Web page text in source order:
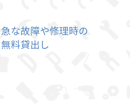
急な故障や修理時の
無料貸出し